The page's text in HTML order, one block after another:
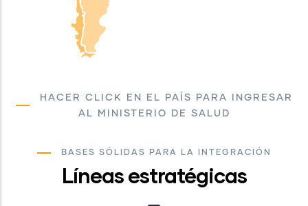
HACER CLICK EN EL PAÍS PARA INGRESAR
AL MINISTERIO DE SALUD
BASES SÓLIDAS PARA LA INTEGRACIÓN
Líneas estratégicas